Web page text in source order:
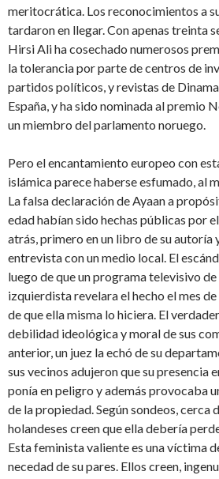
meritocrática. Los reconocimientos a
tardaron en llegar. Con apenas treinta
Hirsi Ali ha cosechado numerosos
la tolerancia por parte de centros de
partidos políticos, y revistas de
España, y ha sido nominada al premio
un miembro del parlamento noruego.
Pero el encantamiento europeo con
islámica parece haberse esfumado, al
La falsa declaración de Ayaan a
edad habían sido hechas públicas por
atrás, primero en un libro de su autoría
entrevista con un medio local. El
luego de que un programa televisivo
izquierdista revelara el hecho el mes de
de que ella misma lo hiciera. El
debilidad ideológica y moral de sus
anterior, un juez la echó de su
sus vecinos adujeron que su presencia
ponía en peligro y además provocaba
de la propiedad. Según sondeos, cerca
holandeses creen que ella debería
Esta feminista valiente es una víctima
necedad de su pares. Ellos creen,